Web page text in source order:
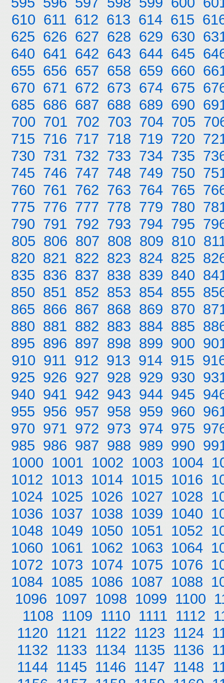
610 611 612 613 614 615
625 626 627 628 629 630
640 641 642 643 644 645
655 656 657 658 659 660
670 671 672 673 674 675
685 686 687 688 689 690
700 701 702 703 704 705
715 716 717 718 719 720
730 731 732 733 734 735
745 746 747 748 749 750
760 761 762 763 764 765
775 776 777 778 779 780
790 791 792 793 794 795
805 806 807 808 809 810
820 821 822 823 824 825
835 836 837 838 839 840
850 851 852 853 854 855
865 866 867 868 869 870
880 881 882 883 884 885
895 896 897 898 899 900
910 911 912 913 914 915
925 926 927 928 929 930
940 941 942 943 944 945
955 956 957 958 959 960
970 971 972 973 974 975
985 986 987 988 989 990
1000 1001 1002 1003 1004
1012 1013 1014 1015 1016
1024 1025 1026 1027 1028
1036 1037 1038 1039 1040
1048 1049 1050 1051 1052
1060 1061 1062 1063 1064
1072 1073 1074 1075 1076
1084 1085 1086 1087 1088
1096 1097 1098 1099 1100
1108 1109 1110 1111 1112
1120 1121 1122 1123 1124
1132 1133 1134 1135 1136
1144 1145 1146 1147 1148